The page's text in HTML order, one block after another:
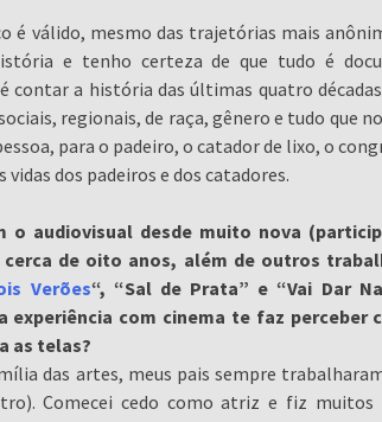
é válido, mesmo das trajetórias mais
e tenho certeza de que tudo é
contar a história das últimas quatro
regionais, de raça, gênero e tudo que
para o padeiro, o catador de lixo, o
dos padeiros e dos catadores.
o audiovisual desde muito nova
de oito anos, além de outros
Verões“, “Sal de Prata” e “Vai Dar
experiência com cinema te faz
as telas?
das artes, meus pais sempre
Comecei cedo como atriz e fiz